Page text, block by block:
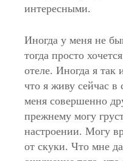
интересными.
Иногда у меня не
тогда просто
отеле. Иногда я так
что я живу сейчас в
меня совершенно
прежнему могу
настроении. Могу
от скуки. Что мне